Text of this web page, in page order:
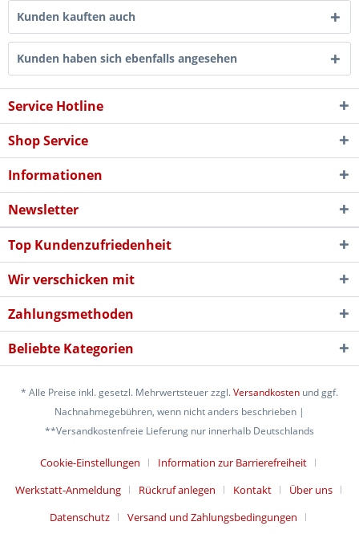
Kunden kauften auch
Kunden haben sich ebenfalls angesehen
Service Hotline
Shop Service
Informationen
Newsletter
Top Kundenzufriedenheit
Wir verschicken mit
Zahlungsmethoden
Beliebte Kategorien
* Alle Preise inkl. gesetzl. Mehrwertsteuer zzgl.Versandkosten und ggf.
Nachnahmegebühren, wenn nicht anders beschrieben |
**Versandkostenfreie Lieferung nur innerhalb Deutschlands
Cookie-Einstellungen
Information zur Barrierefreiheit
Werkstatt-Anmeldung
Rückruf anlegen Kontakt
Über uns
Datenschutz
Versand und Zahlungsbedingungen